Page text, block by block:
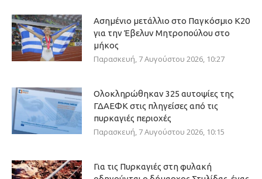
Ασημένιο μετάλλιο στο Παγκόσμιο Κ20
για την Έβελυν Μητροπούλου στο
μήκος
Παρασκευή, 7 Αυγούστου 2026, 10:27
Ολοκληρώθηκαν 325 αυτοψίες της
ΓΔΑΕΦΚ στις πληγείσες από τις
πυρκαγιές περιοχές
Παρασκευή, 7 Αυγούστου 2026, 10:15
Για τις Πυρκαγιές στη φυλακή